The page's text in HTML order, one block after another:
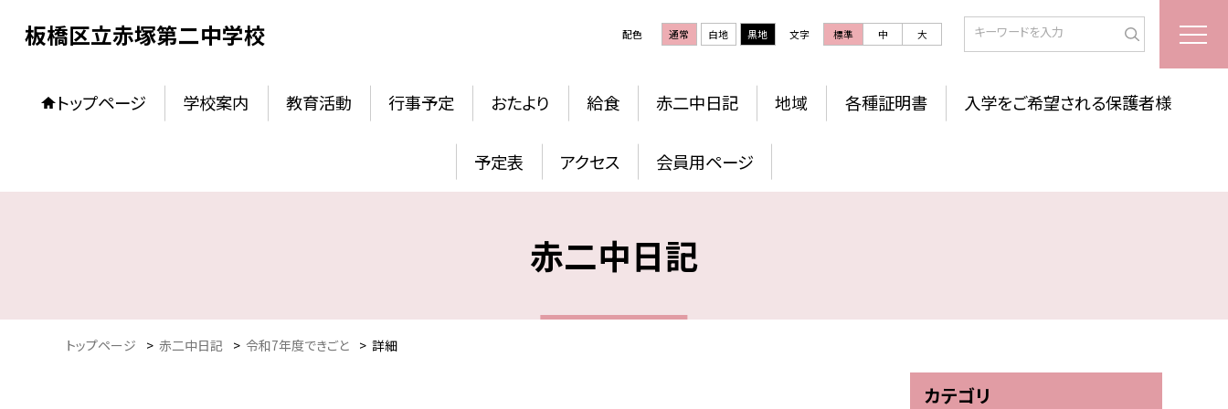
板橋区立赤塚第二中学校 配色 通常 白地 黒地 文字 標準 中 大
トップページ 学校案内 教育活動 行事予定 おたより 給食 赤二中日記 地域 各種証明書 入学をご希望される保護者様
予定表 アクセス 会員用ページ
赤二中日記
トップページ > 赤二中日記 > 令和7年度できごと > 詳細
カテゴリ